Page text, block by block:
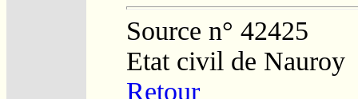
Source n° 42425
Etat civil de Nauroy
Retour